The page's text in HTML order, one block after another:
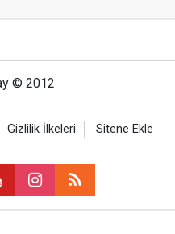
© 2012
Gizlilik İlkeleri Sitene Ekle